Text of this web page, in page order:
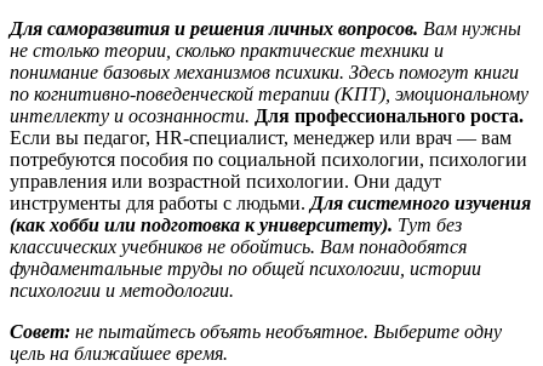
Для саморазвития и решения личных вопросов. Вам нужны
не столько теории, сколько практические техники и
понимание базовых механизмов психики. Здесь помогут книги
по когнитивно-поведенческой терапии (КПТ), эмоциональному
интеллекту и осознанности. Для профессионального роста.
Если вы педагог, HR-специалист, менеджер или врач — вам
потребуются пособия по социальной психологии, психологии
управления или возрастной психологии. Они дадут
инструменты для работы с людьми.Для системного изучения
(как хобби или подготовка к университету). Тут без
классических учебников не обойтись. Вам понадобятся
фундаментальные труды по общей психологии, истории
психологии и методологии.
Совет: не пытайтесь объять необъятное. Выберите одну
цель на ближайшее время.